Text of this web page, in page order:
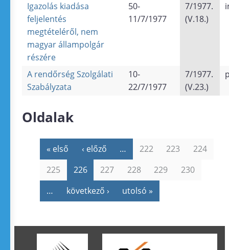
Igazolás kiadása
feljelentés
megtételéről, nem
magyar állampolgár
részére
50-
11/7/1977
7/1977.
(V.18.)
A rendőrség Szolgálati
Szabályzata
10-
22/7/1977
7/1977.
(V.23.)
Oldalak
« első ‹ előző … 222 223
224
225
226 227 228 229
230
…
következő › utolsó »